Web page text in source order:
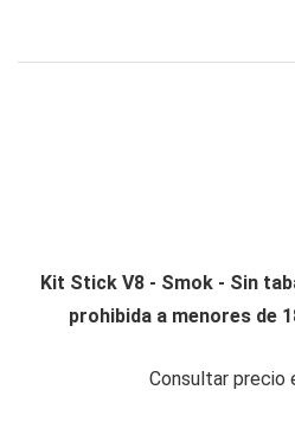
Kit Stick V8 - Smok - Sin
prohibida a menores de
Consultar precio